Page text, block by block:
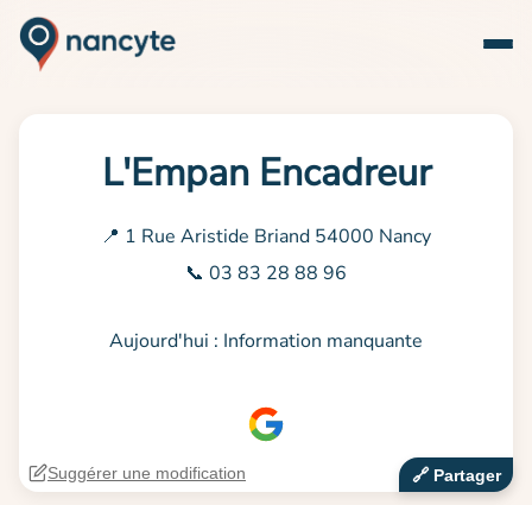
L'Empan Encadreur
📍 1 Rue Aristide Briand 54000 Nancy
📞 03 83 28 88 96
Aujourd'hui : Information manquante
🔗‍️ Partager
Suggérer une modification